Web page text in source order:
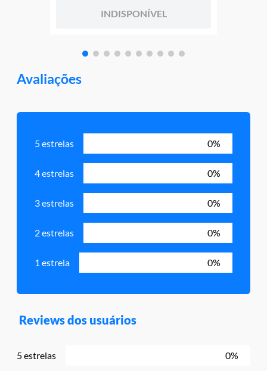
INDISPONÍVEL
Avaliações
5 estrelas 0%
4 estrelas 0%
3 estrelas 0%
2 estrelas 0%
1 estrela 0%
Reviews dos usuários
5 estrelas 0%